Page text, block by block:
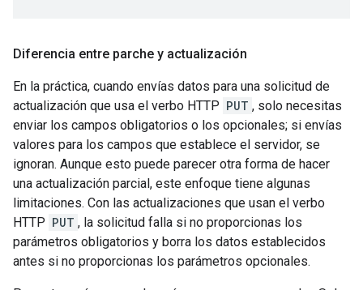
Diferencia entre parche y actualización
En la práctica, cuando envías datos para una solicitud de
actualización que usa el verbo HTTP PUT , solo necesitas
enviar los campos obligatorios o los opcionales; si envías
valores para los campos que establece el servidor, se
ignoran. Aunque esto puede parecer otra forma de hacer
una actualización parcial, este enfoque tiene algunas
limitaciones. Con las actualizaciones que usan el verbo
HTTP PUT , la solicitud falla si no proporcionas los
parámetros obligatorios y borra los datos establecidos
antes si no proporcionas los parámetros opcionales.